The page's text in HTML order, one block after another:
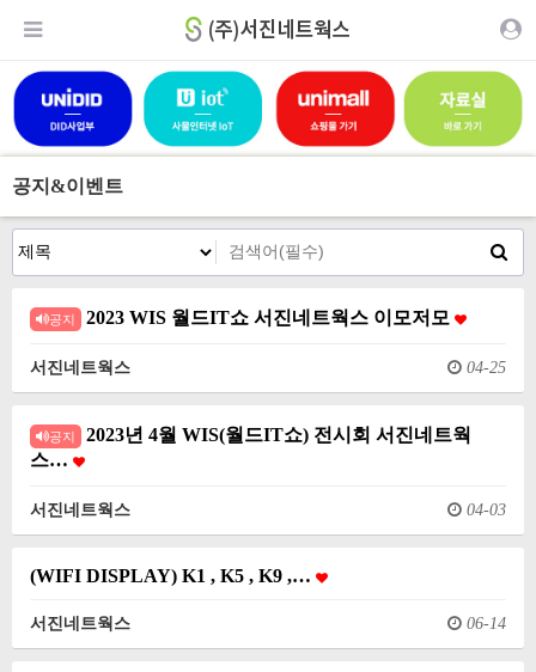
공지&이벤트
공지 2023 WIS 월드IT쇼 서진네트웍스 이모저모
서진네트웍스 04-25
공지
2023년 4월 WIS(월드IT쇼) 전시회 서진네트웍
스…
서진네트웍스 04-03
(WIFI DISPLAY) K1 , K5 , K9 ,…
서진네트웍스 06-14